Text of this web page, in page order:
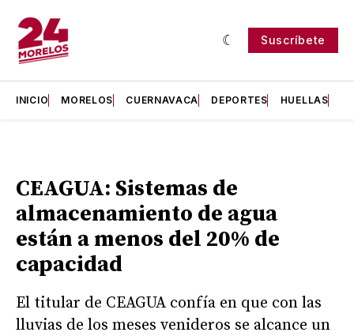
Suscríbete
INICIO MORELOS CUERNAVACA DEPORTES HUELLAS
CEAGUA: Sistemas de
almacenamiento de agua
están a menos del 20% de
capacidad
El titular de CEAGUA confía en que con las
lluvias de los meses venideros se alcance un